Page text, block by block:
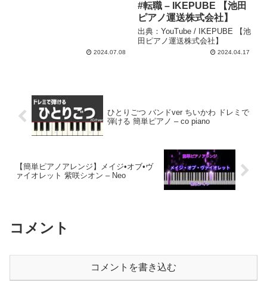
2024.07.08
#転職 – IKEPUBE 【池田
ピアノ運送株式会社】
出典：YouTube / IKEPUBE 【池
田ピアノ運送株式会社】
2024.04.17
ひとりごつ バンドver ちいかわ ドレミで
弾ける 簡単ピアノ – co piano
【簡単ピアノアレンジ】メイジ•オブ•ヴ
ァイオレット 紫咲シオン – Neo
コメント
コメントを書き込む